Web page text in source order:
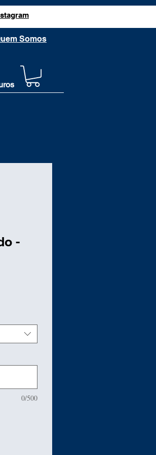
Somos
-
0/500